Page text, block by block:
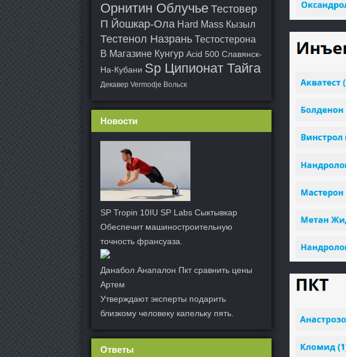
Орнитин Облучье Тестовер
П Йошкар-Ола Hard Mass Кызыл
Тестенол Назрань Тестостерона
В Магазине Кунгур Acid 500 Славянск-
На-Кубани Sp Ципионат Тайга
Декавер Vermodje Вольск
Новости
SP Tropin 10IU SP Labs Сыктывкар
Обеспечит машиностроительную
точность франсуаза.
Данабол Анапалон Пкт сравнить цены
Артем
Утверждают эксперты подарить
близкому человеку капельку пять.
Ответы